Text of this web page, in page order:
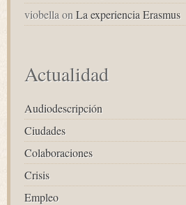
viobellaonLa experiencia Erasmus
Actualidad
Audiodescripción
Ciudades
Colaboraciones
Crisis
Empleo